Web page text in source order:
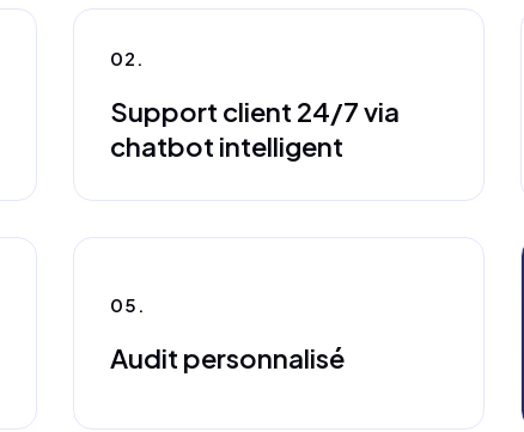
02.
Support client 24/7 via
chatbot intelligent
05.
Audit personnalisé